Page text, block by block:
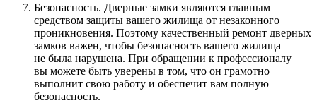
Безопасность. Дверные замки являются главным
средством защиты вашего жилища от незаконного
проникновения. Поэтому качественный ремонт дверных
замков важен, чтобы безопасность вашего жилища
не была нарушена. При обращении к профессионалу
вы можете быть уверены в том, что он грамотно
выполнит свою работу и обеспечит вам полную
безопасность.